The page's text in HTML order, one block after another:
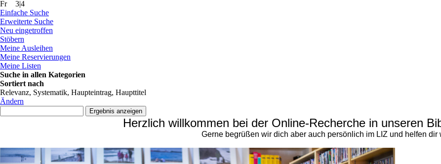
Fr
3|4
Einfache Suche
Erweiterte Suche
Neu eingetroffen
Stöbern
Meine Ausleihen
Meine Reservierungen
Meine Listen
Suche in allen Kategorien
Sortiert nach
Relevanz, Systematik, Haupteintrag, Haupttitel
Ändern
Herzlich willkommen bei der Online-Recherche in unseren
Gerne begrüßen wir dich aber auch persönlich im LIZ und helfen dir